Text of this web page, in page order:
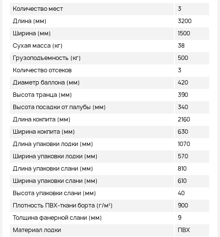
Количество мест 3
Длина (мм) 3200
Ширина (мм) 1500
Сухая масса (кг) 38
Грузоподъемность (кг) 500
Количество отсеков 3
Диаметр баллона (мм) 420
Высота транца (мм) 390
Высота посадки от палубы (мм) 340
Длина кокпита (мм) 2160
Ширина кокпита (мм) 630
Длина упаковки лодки (мм) 1070
Ширина упаковки лодки (мм) 570
Длина упаковки слани (мм) 810
Ширина упаковки слани (мм) 610
Высота упаковки слани (мм) 40
Плотность ПВХ-ткани борта (г/м²) 900
Толщина фанерной слани (мм) 9
Материал лодки ПВХ